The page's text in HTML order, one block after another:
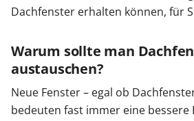
Dachfenster erhalten können, für
Warum sollte man
austauschen?
Neue Fenster – egal ob
bedeuten fast immer eine bessere